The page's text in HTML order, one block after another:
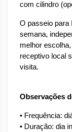
com cilindro
O passeio para
semana,
melhor
receptivo local
visita.
Observações
• Frequência:
• Duração: dia